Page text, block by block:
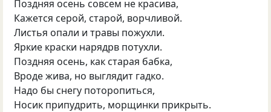
Поздняя осень совсем не красива,
Кажется серой, старой, ворчливой.
Листья опали и травы пожухли.
Яркие краски нарядрв потухли.
Поздняя осень, как старая бабка,
Вроде жива, но выглядит гадко.
Надо бы снегу поторопиться,
Носик припудрить, морщинки прикрыть.